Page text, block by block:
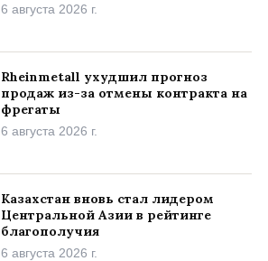
6 августа 2026 г.
Rheinmetall ухудшил прогноз
продаж из-за отмены контракта на
фрегаты
6 августа 2026 г.
Казахстан вновь стал лидером
Центральной Азии в рейтинге
благополучия
6 августа 2026 г.